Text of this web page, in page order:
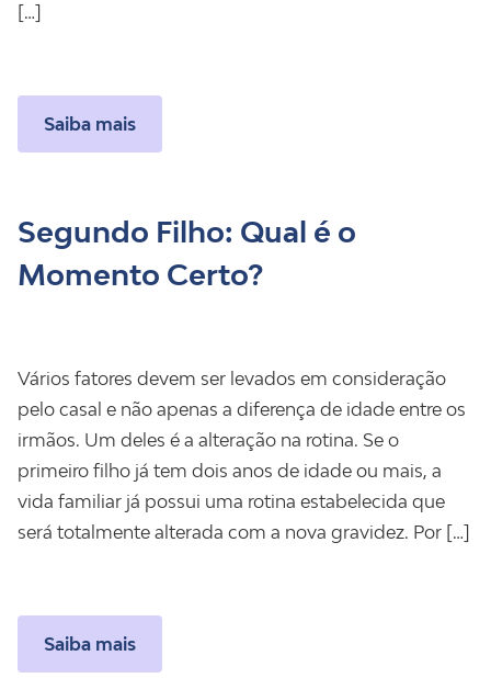
[…]
Saiba mais
Segundo Filho: Qual é o
Momento Certo?
Vários fatores devem ser levados em consideração
pelo casal e não apenas a diferença de idade entre os
irmãos. Um deles é a alteração na rotina. Se o
primeiro filho já tem dois anos de idade ou mais, a
vida familiar já possui uma rotina estabelecida que
será totalmente alterada com a nova gravidez. Por […]
Saiba mais